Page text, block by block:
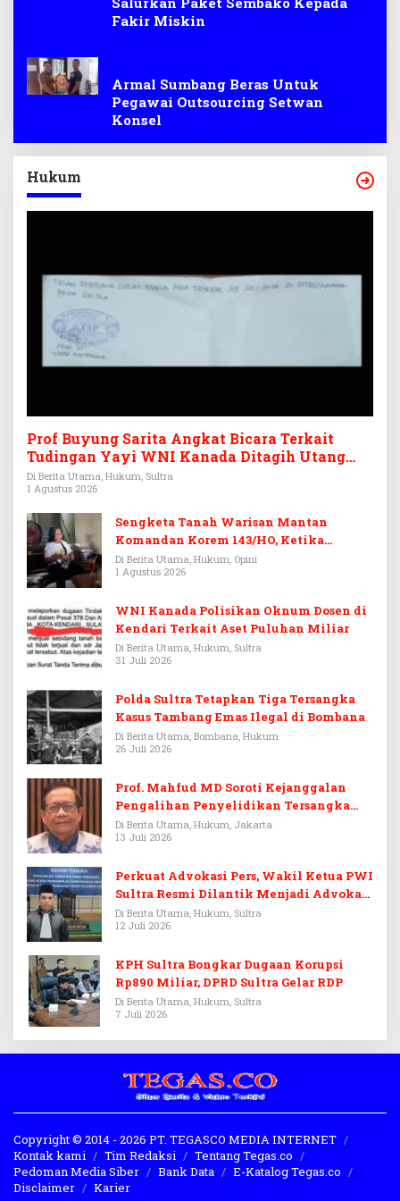
Fakir Miskin
Armal Sumbang Beras Untuk
Pegawai Outsourcing Setwan
Konsel
Hukum
Prof Buyung Sarita Angkat Bicara Terkait
Tudingan Yayi WNI Kanada Ditagih Utang
Rp3,6 Miliar
Di Berita Utama, Hukum, Sultra
1 Agustus 2026
Sengketa Tanah Warisan Mantan
Komandan Korem 143/HO, Ketika
Warisan Menjadi Arena Pemerasan
Di Berita Utama, Hukum, Opini
1 Agustus 2026
WNI Kanada Polisikan Oknum Dosen di
Kendari Terkait Aset Puluhan Miliar
Di Berita Utama, Hukum, Sultra
31 Juli 2026
Polda Sultra Tetapkan Tiga Tersangka
Kasus Tambang Emas Ilegal di Bombana
Di Berita Utama, Bombana, Hukum
26 Juli 2026
Prof. Mahfud MD Soroti Kejanggalan
Pengalihan Penyelidikan Tersangka
Febrie Adriansyah
Di Berita Utama, Hukum, Jakarta
13 Juli 2026
Perkuat Advokasi Pers, Wakil Ketua PWI
Sultra Resmi Dilantik Menjadi Advokat
PERADI
Di Berita Utama, Hukum, Sultra
12 Juli 2026
KPH Sultra Bongkar Dugaan Korupsi
Rp890 Miliar, DPRD Sultra Gelar RDP
Di Berita Utama, Hukum, Sultra
7 Juli 2026
Copyright © 2014 - 2026 PT. TEGASCO MEDIA INTERNET
Kontak kami
Tim Redaksi
Tentang Tegas.co
Pedoman Media Siber
Bank Data
E-Katalog Tegas.co
Disclaimer
Karier